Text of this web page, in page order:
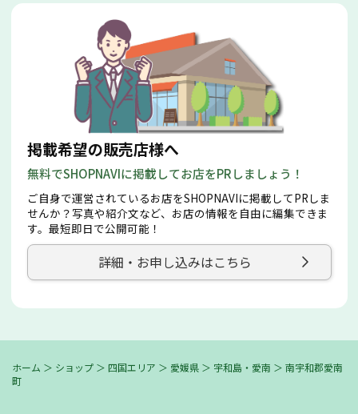
掲載希望の販売店様へ
無料でSHOPNAVIに掲載してお店をPRしましょう！
ご自身で運営されているお店をSHOPNAVIに掲載してPRしま
せんか？写真や紹介文など、お店の情報を自由に編集できま
す。最短即日で公開可能！
詳細・お申し込みはこちら
ホーム ＞ ショップ ＞ 四国エリア ＞ 愛媛県 ＞ 宇和島・愛南 ＞ 南宇和郡愛南
町